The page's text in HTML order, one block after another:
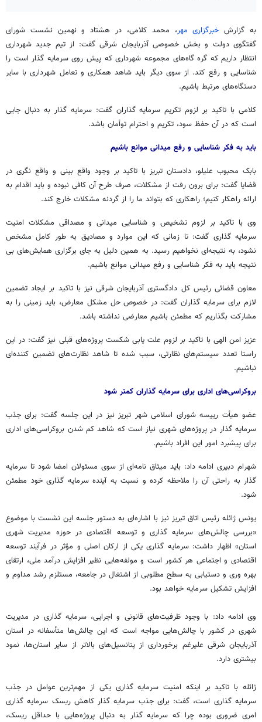
به گزارش خبرگزاری مهر، محمد کلامی، در هشتاد و نهمین نشست شورای
گفتگوی دولت و بخش خصوصی آذربایجان شرقی گفت: از تیم جدید شهرداری
انتظار داریم که گره گاه‌های مجموعه شهرداری که پیش روی سرمایه گذار است را
شناسایی و رفع کند. از سوی دیگر باید شاهد همکاری و تعامل شهرداری با سایر
دستگاه‌های مرتبط باشیم.
کلامی با تاکید بر لزوم تکریم سرمایه گذاران گفت: سرمایه گذار به دنبال جایی
است که در آن حفظ سود، تکریم و احترام توأمان باشد.
باید به فکر شناسایی و رفع میدانی موانع باشیم
بابک محبوب علیلو، دادستان تبریز با تاکید بر وجود واقع بینی و واقع نگری در
قضایا گفت: برای برون رفت از مشکلات، صرف طرح آن کافی نبوده و باید اقدام به
ارائه راهکار کنیم؛ راهکاری که بتواند ما را از گردنه مشکلات خارج کند.
وی با تاکید بر لزوم تشخیص و شناسایی میدانی و مصداقی مشکلات امنیت
سرمایه گذاری گفت: تا زمانی که این موارد و مصادیق به طور کامل مشخص
نشود، به نتیجه‌ای نخواهیم رسید. به همین دلیل به جای برگزاری همایش‌های بی
نتیجه باید به فکر شناسایی و رفع میدانی موانع باشیم.
معاون قضائی رئیس کل دادگستری آذربایجان شرقی نیز با تاکید بر ایجاد تضمین
لازم برای سرمایه گذاران گفت: در خصوص حل مشکل معارض، باید زمینی را به
مشارکت بگذاریم که مطمئن باشیم معارضی نداشته باشد.
عزیز امن الهی با تاکید بر لزوم علت یابی شکست پروژه‌های قبلی نیز گفت: در این
راستا تعدد سیستم‌های نظارتی، سبب شده تا شاهد نظارت‌های تضمین کننده‌ای
نباشیم.
بروکراسی‌های اداری برای سرمایه گذاران کمتر شود
عضو هیأت رییسه شورای اسلامی شهر تبریز نیز در این جلسه گفت: برای جذب
سرمایه گذار در پروژه‌های شهری نیاز است که شاهد کم شدن بروکراسی‌های اداری
برای پیشبرد امور این افراد باشیم.
شهرام دبیری ادامه داد: باید میثاق نامه‌ای از سوی مسئولان امضا شود تا سرمایه
گذار به راحتی آن را ملاحظه کرده و نسبت به آینده سرمایه گذاری خود مطمئن
شود.
یونس ژائله رئیس اتاق تبریز نیز با اشاره‌ای به دستور جلسه این نشست با موضوع
«بررسی چالش‌های سرمایه گذاری و توسعه اقتصادی در حوزه مدیریت شهری
استان» اظهار داشت: سرمایه گذاری یکی از ارکان اصلی و مؤثر در فرآیند توسعه
اقتصادی و اجتماعی هر کشور است و مولفه‌هایی نظیر افزایش درآمد ملی، ارتقای
بهره وری و دستیابی به سطح مطلوبی از اشتغال در جامعه، مستلزم رشد مداوم و
افزایش تشکیل سرمایه خواهد بود.
وی ادامه داد: با وجود ظرفیت‌های قانونی و اجرایی، سرمایه گذاری در مدیریت
شهری در کشور با چالش‌هایی مواجه است که این چالش‌ها متأسفانه در استان
آذربایجان شرقی علیرغم برخورداری از پتانسیل‌های بالاتر از سایر استان‌ها، نمود
بیشتری دارد.
ژائله با تاکید بر اینکه امنیت سرمایه گذاری یکی از مهم‌ترین عوامل در جذب
سرمایه گذاری است، گفت: برای جذب سرمایه گذار کاهش ریسک سرمایه گذاری
امری ضروری بوده چرا که سرمایه گذار به دنبال پروژه‌هایی با حداقل ریسک،